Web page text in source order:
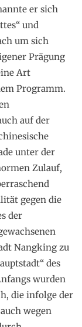
er sich
und
um sich
Prägung
Art
Programm.
auf der
unter der
Zulauf,
gegen die
der
Nangking zu
des
wurden
die infolge der
wegen